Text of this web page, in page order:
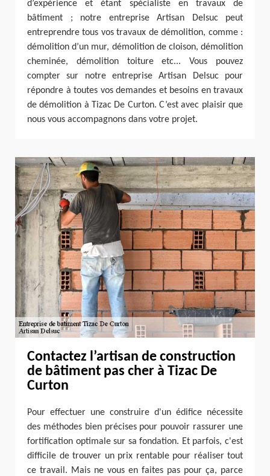
d’expérience et étant spécialiste en travaux de
bâtiment ; notre entreprise Artisan Delsuc peut
entreprendre tous vos travaux de démolition, comme :
démolition d’un mur, démolition de cloison, démolition
cheminée, démolition toiture etc... Vous pouvez
compter sur notre entreprise Artisan Delsuc pour
répondre à toutes vos demandes et besoins en travaux
de démolition à Tizac De Curton. C’est avec plaisir que
nous vous accompagnons dans votre projet.
Contactez l’artisan de construction
de bâtiment pas cher à Tizac De
Curton
Pour effectuer une construire d'un édifice nécessite
des méthodes bien précises pour pouvoir rassurer une
fortification optimale sur sa fondation. Et parfois, c'est
difficile de trouver un prix rentable pour réaliser tout
ce travail. Mais ne vous en faites pas pour ça, parce